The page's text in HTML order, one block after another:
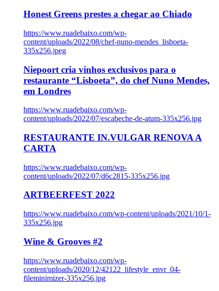
Honest Greens prestes a chegar ao Chiado
https://www.ruadebaixo.com/wp-
content/uploads/2022/08/chef-nuno-mendes_lisboeta-
335x256.jpeg
Niepoort cria vinhos exclusivos para o
restaurante “Lisboeta”, do chef Nuno Mendes,
em Londres
https://www.ruadebaixo.com/wp-
content/uploads/2022/07/escabeche-de-atum-335x256.jpg
RESTAURANTE IN.VULGAR RENOVA A
CARTA
https://www.ruadebaixo.com/wp-
content/uploads/2022/07/d6c2815-335x256.jpg
ARTBEERFEST 2022
https://www.ruadebaixo.com/wp-content/uploads/2021/10/1-
335x256.jpg
Wine & Grooves #2
https://www.ruadebaixo.com/wp-
content/uploads/2020/12/42122_lifestyle_envr_04-
fileminimizer-335x256.jpg